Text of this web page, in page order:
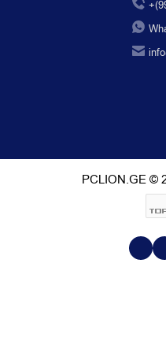
PCLION.GE ©